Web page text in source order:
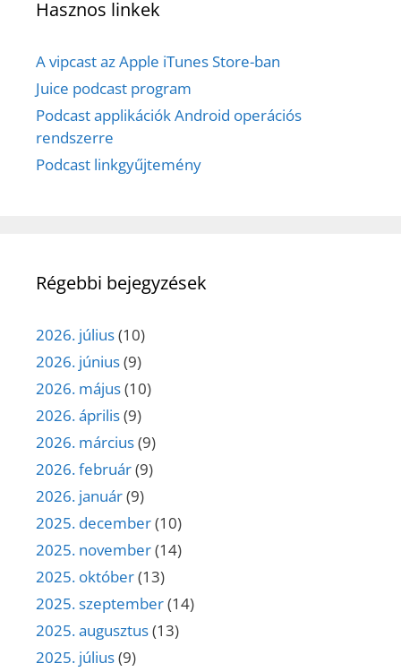
Hasznos linkek
A vipcast az Apple iTunes Store-ban
Juice podcast program
Podcast applikációk Android operációs
rendszerre
Podcast linkgyűjtemény
Régebbi bejegyzések
2026. július(10)
2026. június(9)
2026. május(10)
2026. április(9)
2026. március(9)
2026. február(9)
2026. január(9)
2025. december(10)
2025. november(14)
2025. október(13)
2025. szeptember(14)
2025. augusztus(13)
2025. július(9)